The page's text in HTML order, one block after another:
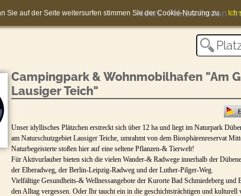
News Plätze finden
Campingpark & Wohnmobilhafen "Am
Lausiger Teich"
Unser idyllisches Plätzchen erstreckt sich über 12 ha und liegt im Naturpark
am Naturschutzgebiet Lausiger Teiche, umrahmt von dem Biosphärenreservat
Naturbegeisterte stoßen hier auf eine seltene Pflanzen-& Tierwelt!
Für Aktivurlauber bieten sich die vielen Wander-& Radwege innerhalb der
der Elberadweg, der Berlin-Leipzig-Radweg und der Luther-Pilger-Weg.
Vielfältige Gesundheits-& Wellnessangebote der Kurorte Bad Schmiedeberg und
den Alltag vergessen. Oder Ihr taucht ein in die geschichtsträchtigen und kulturell
Sie auf der Seite weitersurfen stimmen Sie der Cookie-Nutzung zu. Ich